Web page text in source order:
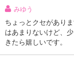
みゆう
ちょっとクセがあり
はあまりないけど、
きたら嬉しいです。